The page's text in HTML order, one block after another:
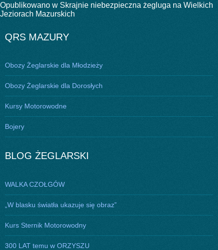
Nawigacja
wpisu
Opublikowano w Skrajnie niebezpieczna żegluga na Wielkich
Jeziorach Mazurskich
QRS MAZURY
Obozy Żeglarskie dla Młodzieży
Obozy Żeglarskie dla Dorosłych
Kursy Motorowodne
Bojery
BLOG ŻEGLARSKI
WALKA CZOŁGÓW
„W blasku światła ukazuje się obraz”
Kurs Sternik Motorowodny
300 LAT temu w ORZYSZU